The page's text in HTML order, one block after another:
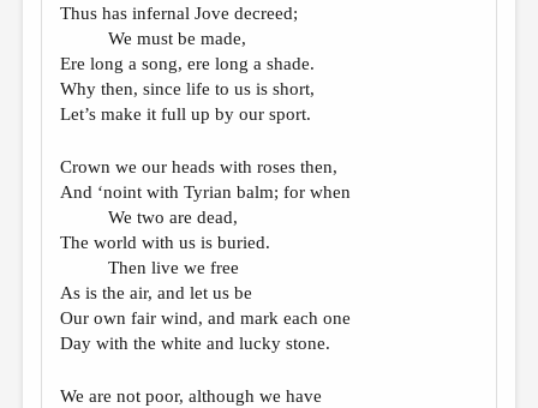
Thus has infernal Jove decreed;
We must be made,
Ere long a song, ere long a shade.
Why then, since life to us is short,
Let’s make it full up by our sport.
Crown we our heads with roses then,
And ‘noint with Tyrian balm; for when
We two are dead,
The world with us is buried.
Then live we free
As is the air, and let us be
Our own fair wind, and mark each one
Day with the white and lucky stone.
We are not poor, although we have